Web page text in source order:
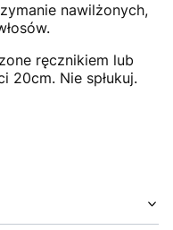
nawilżonych,
ręcznikiem lub
20cm. Nie spłukuj.